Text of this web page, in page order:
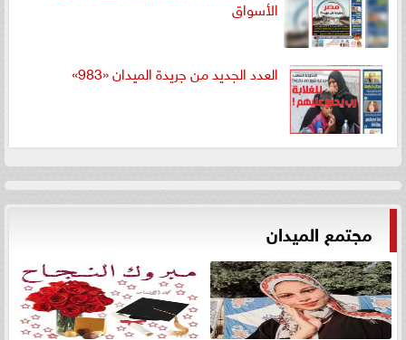
الأسواق
العدد الجديد من جريدة الميدان «983»
مجتمع الميدان